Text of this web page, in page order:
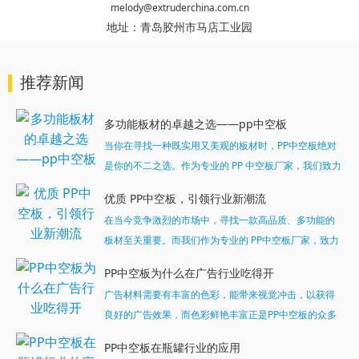
melody@extruderchina.com.cn
地址： 青岛胶州市马店工业园
推荐新闻
多功能板材的卓越之选——pp中空板
当你在寻找一种既实用又美观的板材时，PP中空板绝对
是你的不二之选。作为专业的 PP 中空板厂家，我们致力
优质 PP中空板，引领行业新潮流
在当今竞争激烈的市场中，寻找一款高品质、多功能的
板材至关重要。而我们作为专业的 PP中空板厂家，致力
起深入了解一下我们的明星产品 ——PP中空板。...
PP中空板为什么在广告行业吃得开
广告材料需要有丰富的色彩，能带来视觉冲击，以获得
良好的广告效果，而色彩鲜艳丰富正是PP中空板的众多
样的严格苛刻性，这样的中空广告板深受行业的推崇。...
PP中空板在瓶罐行业的应用